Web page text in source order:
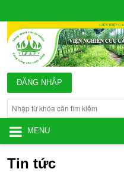
ĐĂNG NHẬP
MENU
Tin tức